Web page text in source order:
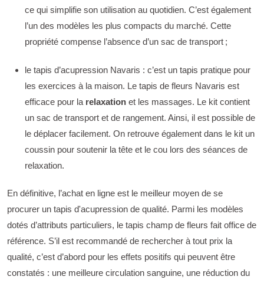
ce qui simplifie son utilisation au quotidien. C’est également
l’un des modèles les plus compacts du marché. Cette
propriété compense l’absence d’un sac de transport ;
le tapis d’acupression Navaris : c’est un tapis pratique pour
les exercices à la maison. Le tapis de fleurs Navaris est
efficace pour la relaxation et les massages. Le kit contient
un sac de transport et de rangement. Ainsi, il est possible de
le déplacer facilement. On retrouve également dans le kit un
coussin pour soutenir la tête et le cou lors des séances de
relaxation.
En définitive, l’achat en ligne est le meilleur moyen de se
procurer un tapis d'acupression de qualité. Parmi les modèles
dotés d’attributs particuliers, le tapis champ de fleurs fait office de
référence. S’il est recommandé de rechercher à tout prix la
qualité, c’est d’abord pour les effets positifs qui peuvent être
constatés : une meilleure circulation sanguine, une réduction du